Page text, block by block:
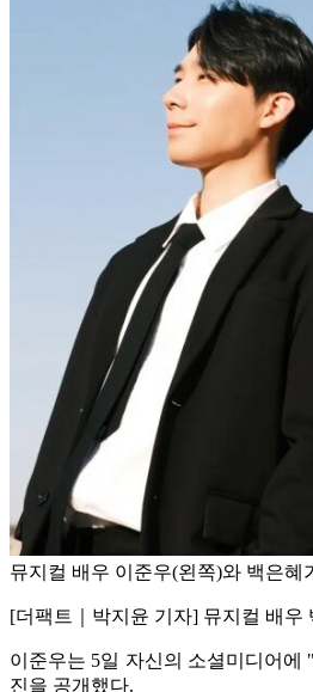
뮤지컬 배우 이준우(왼쪽)와 백은혜
[더팩트｜박지윤 기자] 뮤지컬 배우
이준우는 5일 자신의 소셜미디어
진을 공개했다.